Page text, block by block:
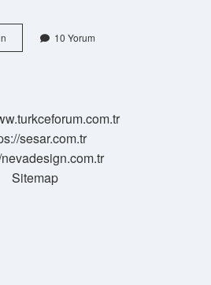
Kamu
kesimi
10 Yorum
sesar.com.tr
Sitemap